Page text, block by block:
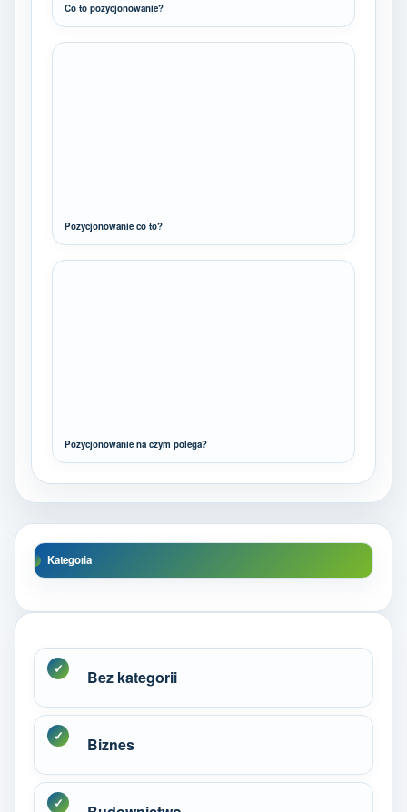
Co to pozycjonowanie?
Pozycjonowanie co to?
Pozycjonowanie na czym polega?
Kategoria
Bez kategorii
Biznes